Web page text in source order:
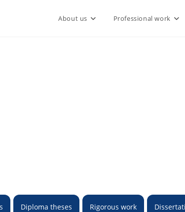
About us Professional work
Diploma theses Rigorous work